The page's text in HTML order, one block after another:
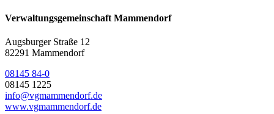
Verwaltungsgemeinschaft Mammendorf
Augsburger Straße 12
82291 Mammendorf
08145 84-0
08145 1225
info@vgmammendorf.de
www.vgmammendorf.de